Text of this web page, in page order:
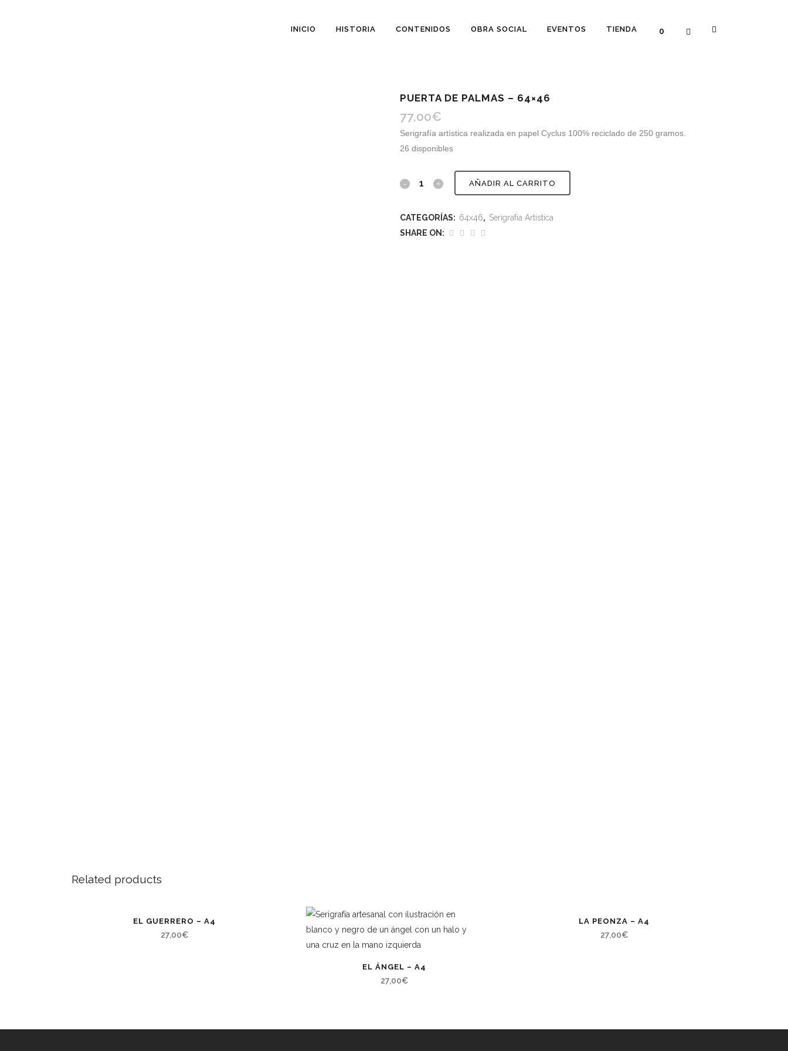
0
INICIO HISTORIA CONTENIDOS OBRA SOCIAL EVENTOS TIENDA
PUERTA DE PALMAS – 64×46
77,00€
Serigrafía artística realizada en papel Cyclus 100% reciclado de 250 gramos.
26 disponibles
AÑADIR AL CARRITO
CATEGORÍAS: 64x46, Serigrafía Artística
SHARE ON:
Related products
EL GUERRERO – A4
27,00€
EL ÁNGEL – A4
27,00€
LA PEONZA – A4
27,00€